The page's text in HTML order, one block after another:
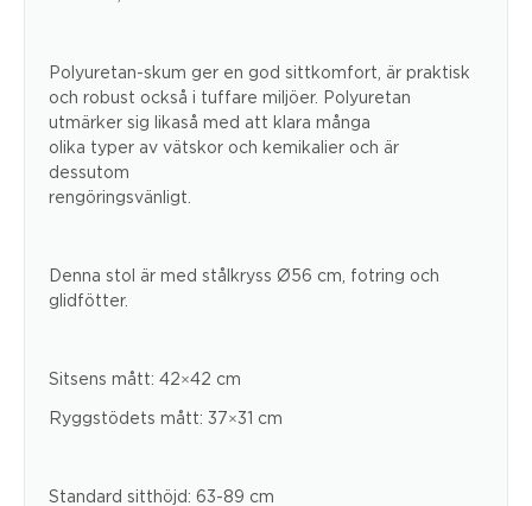
Polyuretan-skum ger en god sittkomfort, är praktisk
och robust också i tuffare miljöer. Polyuretan
utmärker sig likaså med att klara många
olika typer av vätskor och kemikalier och är
dessutom
rengöringsvänligt.
Denna stol är med stålkryss Ø56 cm, fotring och
glidfötter.
Sitsens mått: 42×42 cm
Ryggstödets mått: 37×31 cm
Standard sitthöjd: 63-89 cm